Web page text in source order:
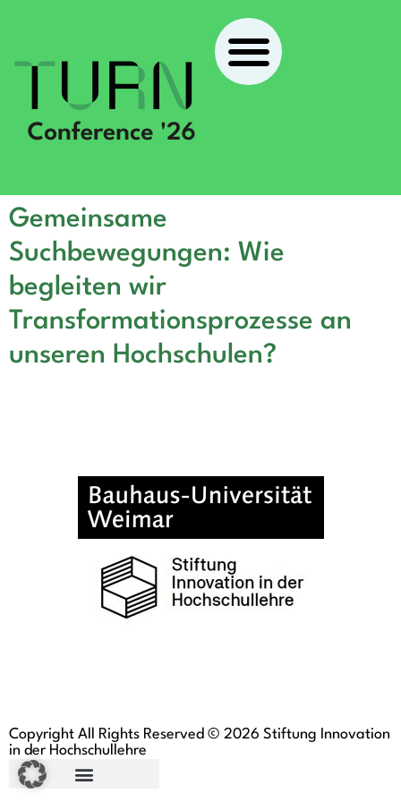
Gemeinsame
Suchbewegungen: Wie
begleiten wir
Transformationsprozesse an
unseren Hochschulen?
Copyright All Rights Reserved © 2026 Stiftung Innovation
in der Hochschullehre